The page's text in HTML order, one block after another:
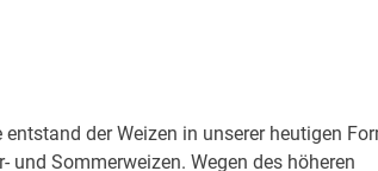
der Weizen in unserer heutigen
und Sommerweizen. Wegen des höheren